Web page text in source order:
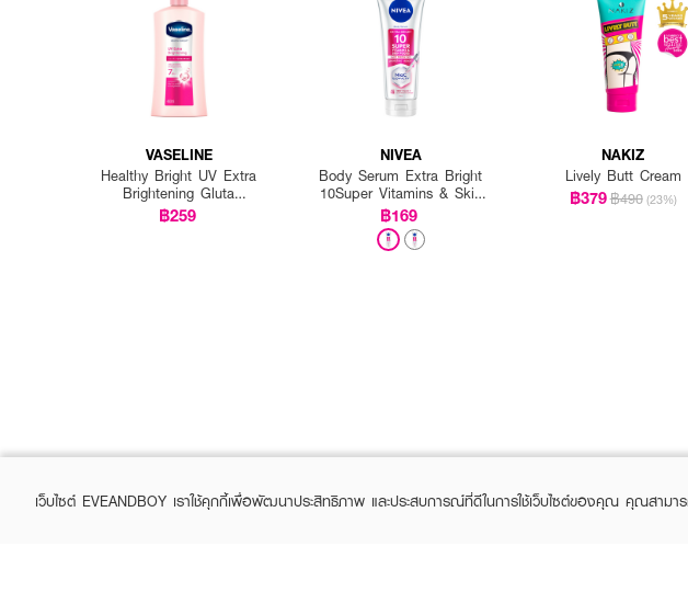
VASELINE
Healthy Bright UV Extra
Brightening Gluta
Ceramide Lotion
฿259
NIVEA
Body Serum Extra Bright
10Super Vitamins & Skin
Foods Glow Perfection
฿169
NAKIZ
Lively Butt Cream
฿379฿490 (23%)
เว็บไซต์ EVEANDBOY เราใช้คุกกี้เพื่อพัฒนาประสิทธิภาพ และประสบการณ์ที่ดีในการใช้เว็บไซต์ของคุณ คุณสามาร